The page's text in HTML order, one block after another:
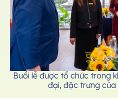
Buổi lễ được tổ chức trong
đại, đặc trưng của